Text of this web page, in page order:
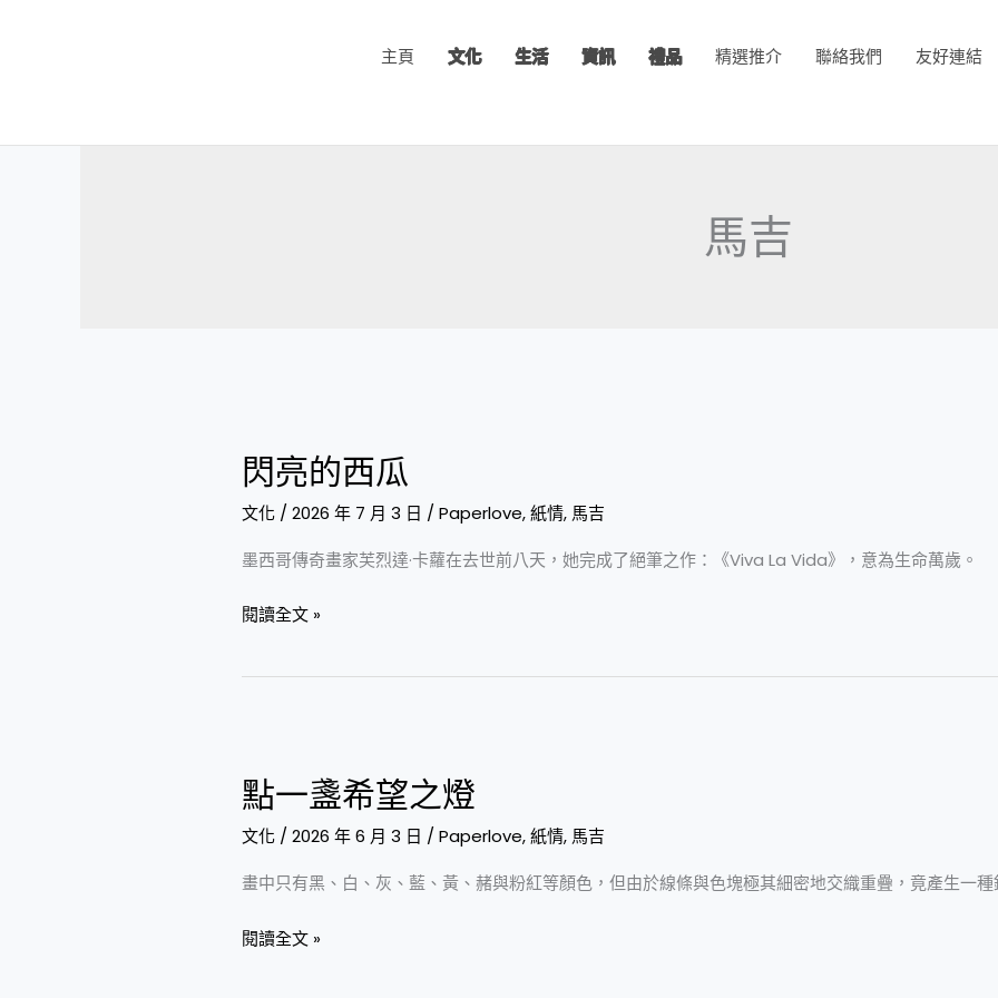
主頁 文化 生活 資訊 禮品 精選推介 聯絡我們 友好連結
馬吉
閃亮的西瓜
文化 /2026 年 7 月 3 日 /Paperlove,紙情, 馬吉
墨西哥傳奇畫家芙烈達·卡蘿在去世前八天，她完成了絕筆之作：《Viva La Vida》，意為生命萬歲。
的
西
閱讀全文 »
點一盞希望之燈
文化 / 2026 年 6 月 3 日 / Paperlove,紙情, 馬吉
畫中只有黑、白、灰、藍、黃、赭與粉紅等顏色，但由於線條與色塊極其細密地交織重疊，竟產
盞
希
之
閱讀全文 »